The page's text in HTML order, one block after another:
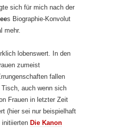
sich für mich nach der
s Biographie-Konvolut
mehr.
lobenswert. In den
zumeist
fallen
auch wenn sich
Frauen in letzter Zeit
(hier sei nur beispielhaft
initiierten Die Kanon